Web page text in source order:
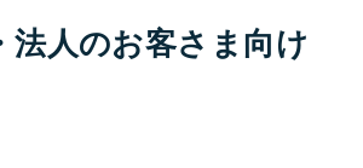
法人のお客さま向け